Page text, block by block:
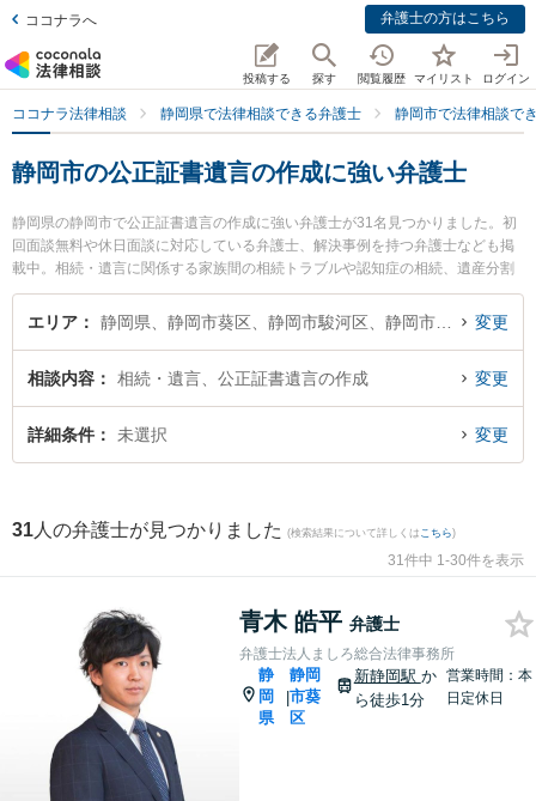
ココナラへ 弁護士の方はこちら
投稿する 探す 閲覧履歴 マイリスト ログイン
ココナラ法律相談 静岡県で法律相談できる弁護士 静岡市で法律相談で
静岡市の公正証書遺言の作成に強い弁護士
静岡県の静岡市で公正証書遺言の作成に強い弁護士が31名見つかりました。初
回面談無料や休日面談に対応している弁護士、解決事例を持つ弁護士なども掲
載中。相続・遺言に関係する家族間の相続トラブルや認知症の相続、遺産分割
等の細かな分野での絞り込み検索もでき便利です。特に弁護士法人ましろ総合
法律事務所の青木 皓平弁護士や弁護士法人GoDo 静岡合同法律事務所の守屋 典
証書遺言の作成のトラブルを今すぐに弁護士に相談したい』『公正証書遺言の
作成のトラブル解決の実績豊富な近くの弁護士を検索したい』『初回相談無料
で公正証書遺言の作成を法律相談できる静岡市内の弁護士に相談予約したい』
エリア 変更
相談内容 相続・遺言、公正証書遺言の作成 変更
詳細条件 未選択 変更
31 人の弁護士が見つかりました (検索結果について詳しくは こちら)
31件中 1-30件を表示
青木 皓平 弁護士
弁護士法人ましろ総合法律事務所
静
岡
県
|
静岡
市葵
区
新静岡駅 か
ら徒歩1分
営業時間：本
日定休日